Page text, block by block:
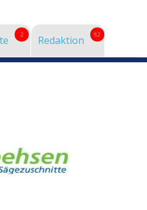
2 Redaktion 82